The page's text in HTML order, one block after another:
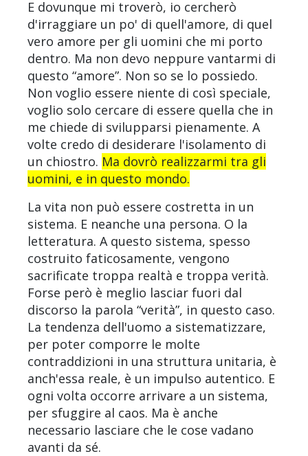
E dovunque mi troverò, io cercherò
d'irraggiare un po' di quell'amore, di quel
vero amore per gli uomini che mi porto
dentro. Ma non devo neppure vantarmi di
questo “amore”. Non so se lo possiedo.
Non voglio essere niente di così speciale,
voglio solo cercare di essere quella che in
me chiede di svilupparsi pienamente. A
volte credo di desiderare l'isolamento di
un chiostro. Ma dovrò realizzarmi tra gli
uomini, e in questo mondo.
La vita non può essere costretta in un
sistema. E neanche una persona. O la
letteratura. A questo sistema, spesso
costruito faticosamente, vengono
sacrificate troppa realtà e troppa verità.
Forse però è meglio lasciar fuori dal
discorso la parola “verità”, in questo caso.
La tendenza dell'uomo a sistematizzare,
per poter comporre le molte
contraddizioni in una struttura unitaria, è
anch'essa reale, è un impulso autentico. E
ogni volta occorre arrivare a un sistema,
per sfuggire al caos. Ma è anche
necessario lasciare che le cose vadano
avanti da sé.